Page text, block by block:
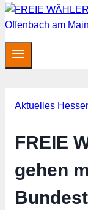
Aktuelles
FREIE
gehen